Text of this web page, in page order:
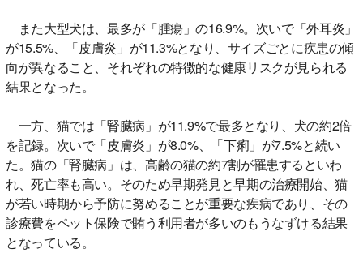
また大型犬は、最多が「腫瘍」の16.9%。次いで「外耳炎」
が15.5%、「皮膚炎」が11.3%となり、サイズごとに疾患の傾
向が異なること、それぞれの特徴的な健康リスクが見られる
結果となった。
一方、猫では「腎臓病」が11.9%で最多となり、犬の約2倍
を記録。次いで「皮膚炎」が8.0%、「下痢」が7.5%と続い
た。猫の「腎臓病」は、高齢の猫の約7割が罹患するといわ
れ、死亡率も高い。そのため早期発見と早期の治療開始、猫
が若い時期から予防に努めることが重要な疾病であり、その
診療費をペット保険で賄う利用者が多いのもうなずける結果
となっている。